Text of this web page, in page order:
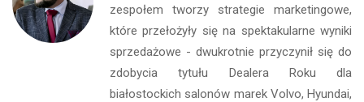
zespołem tworzy strategie marketingowe,
które przełożyły się na spektakularne wyniki
sprzedażowe - dwukrotnie przyczynił się do
zdobycia tytułu Dealera Roku dla
białostockich salonów marek Volvo, Hyundai,